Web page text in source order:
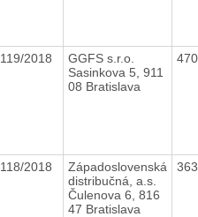
119/2018
GGFS s.r.o.
Sasinkova 5, 911
08 Bratislava
118/2018
Západoslovenská
distribučná, a.s.
Čulenova 6, 816
47 Bratislava